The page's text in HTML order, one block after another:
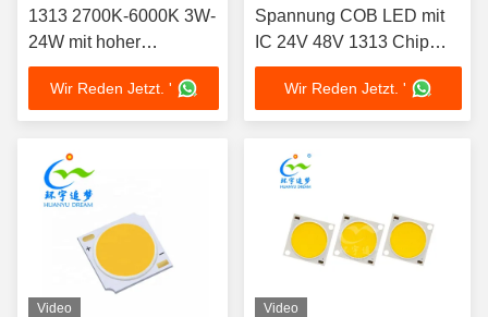
1313 2700K-6000K 3W-
24W mit hoher
Lichtausbeute
Wir Reden Jetzt. '
Spannung COB LED mit
IC 24V 48V 1313 Chip
LED COB 3000K 4000K
5000K 6000K
Wir Reden Jetzt. '
Video Video